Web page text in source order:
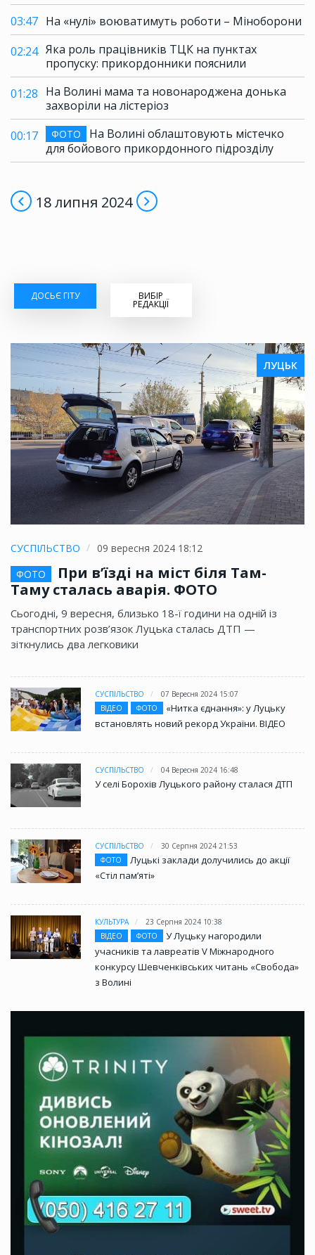
ДОСЬЄ ГІТУ ВИБІР
РЕДАКЦІЇ
ЛУЦЬК
СУСПІЛЬСТВО
09 вересня 2024 18:12
ФОТО
При в’їзді на міст біля Там-
Таму сталась аварія. ФОТО
Сьогодні, 9 вересня, близько 18-ї години на одній із
транспортних розв’язок Луцька сталась ДТП —
зіткнулись два легковики
СУСПІЛЬСТВО
07 Вересня 2024 15:07
ВІДЕО
ФОТО
«Нитка єднання»: у Луцьку
встановлять новий рекорд України. ВІДЕО
СУСПІЛЬСТВО 04 Вересня 2024 16:48
У селі Борохів Луцького району сталася ДТП
СУСПІЛЬСТВО
30 Серпня 2024 21:53
ФОТО
Луцькі заклади долучились до акції
«Стіл памʼяті»
КУЛЬТУРА
23 Серпня 2024 10:38
ВІДЕО
ФОТО
У Луцьку нагородили
учасників та лавреатів V Міжнародного
конкурсу Шевченківських читань «Свобода»
з Волині
03:47 На «нулі» воюватимуть роботи – Міноборони
02:24 Яка роль працівників ТЦК на пунктах
пропуску: прикордонники пояснили
01:28 На Волині мама та новонароджена донька
захворіли на лістеріоз
00:17
ФОТО
На Волині облаштовують містечко
для бойового прикордонного підрозділу
18 липня 2024